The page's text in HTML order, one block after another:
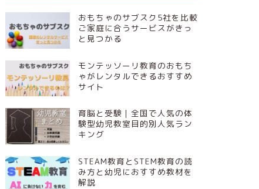
おもちゃのサブスク5社を比較
ご家庭に合うサービスがきっ
と見つかる
モンテッソーリ教育のおもち
ゃがレンタルできるおすすめ
サイト
育脳と受験｜全国で人気の体
験型幼児教室目的別人気ラン
キング
STEAM教育とSTEM教育の読
み方と幼児におすすめ教材を
解説